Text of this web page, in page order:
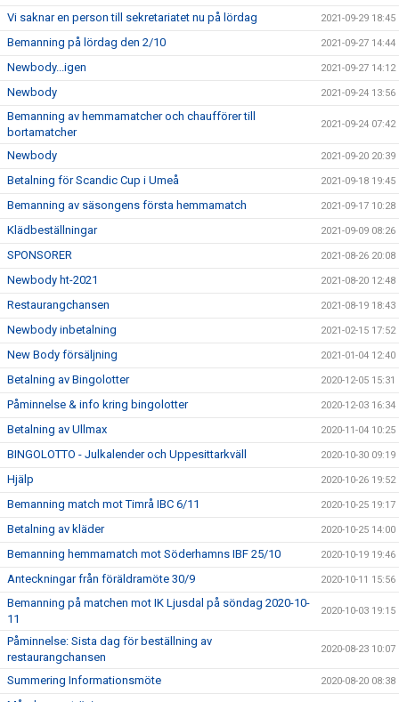
Vi saknar en person till sekretariatet nu på lördag 2021-09-29 18:45
Bemanning på lördag den 2/10 2021-09-27 14:44
Newbody...igen 2021-09-27 14:12
Newbody 2021-09-24 13:56
Bemanning av hemmamatcher och chaufförer till
bortamatcher
2021-09-24 07:42
Newbody 2021-09-20 20:39
Betalning för Scandic Cup i Umeå 2021-09-18 19:45
Bemanning av säsongens första hemmamatch 2021-09-17 10:28
Klädbeställningar 2021-09-09 08:26
SPONSORER 2021-08-26 20:08
Newbody ht-2021 2021-08-20 12:48
Restaurangchansen 2021-08-19 18:43
Newbody inbetalning 2021-02-15 17:52
New Body försäljning 2021-01-04 12:40
Betalning av Bingolotter 2020-12-05 15:31
Påminnelse & info kring bingolotter 2020-12-03 16:34
Betalning av Ullmax 2020-11-04 10:25
BINGOLOTTO - Julkalender och Uppesittarkväll 2020-10-30 09:19
Hjälp 2020-10-26 19:52
Bemanning match mot Timrå IBC 6/11 2020-10-25 19:17
Betalning av kläder 2020-10-25 14:00
Bemanning hemmamatch mot Söderhamns IBF 25/10 2020-10-19 19:46
Anteckningar från föräldramöte 30/9 2020-10-11 15:56
Bemanning på matchen mot IK Ljusdal på söndag 2020-10-
11
2020-10-03 19:15
Påminnelse: Sista dag för beställning av
restaurangchansen
2020-08-23 10:07
Summering Informationsmöte 2020-08-20 08:38